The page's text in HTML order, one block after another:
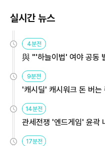
실시간 뉴스
4분전
與 "'하늘이법' 여야 공동
9분전
'캐시딜' 캐시워크 돈 버는
14분전
관세전쟁 '엔드게임' 윤곽
용해야
17분전